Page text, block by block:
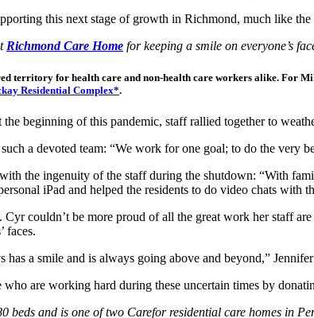
this next stage of growth in Richmond, much like
Richmond Care Home for keeping a smile on everyone’s
territory for health care and non-health care workers alike. For
Residential Complex*.
beginning of this pandemic, staff rallied together to
a devoted team: “We work for one goal; to do the very
the ingenuity of the staff during the shutdown: “With
iPad and helped the residents to do video chats with
Cyr couldn’t be more proud of all the great work her staff
faces.
a smile and is always going above and beyond,” Jennifer
are working hard during these uncertain times by
beds and is one of two Carefor residential care homes in